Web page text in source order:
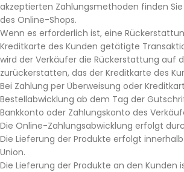
akzeptierten Zahlungsmethoden finden
des Online-Shops.
Wenn es erforderlich ist, eine
Kreditkarte des Kunden getätigte
wird der Verkäufer die Rückerstattung auf
zurückerstatten, das der Kreditkarte des
Bei Zahlung per Überweisung oder
Bestellabwicklung ab dem Tag der
Bankkonto oder Zahlungskonto des
Die Online-Zahlungsabwicklung erfolgt
Die Lieferung der Produkte erfolgt
Union.
Die Lieferung der Produkte an den Kunden